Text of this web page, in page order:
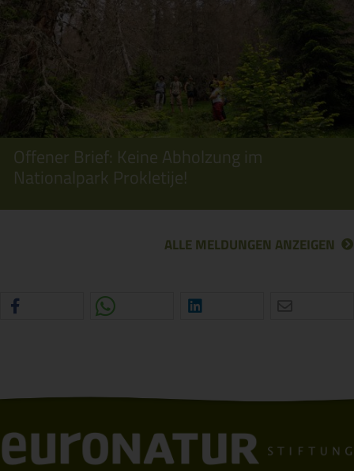
Offener Brief: Keine Abholzung im
Nationalpark Prokletije!
ALLE MELDUNGEN ANZEIGEN